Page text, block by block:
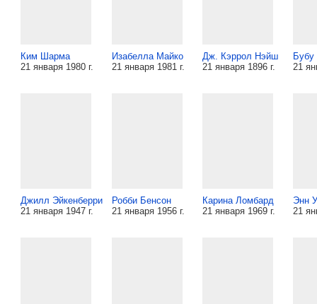
Ким Шарма
21 января 1980 г.
Изабелла Майко
21 января 1981 г.
Дж. Кэррол Нэйш
21 января 1896 г.
Бубу
21
Джилл Эйкенберри
21 января 1947 г.
Робби Бенсон
21 января 1956 г.
Карина Ломбард
21 января 1969 г.
Энн
21